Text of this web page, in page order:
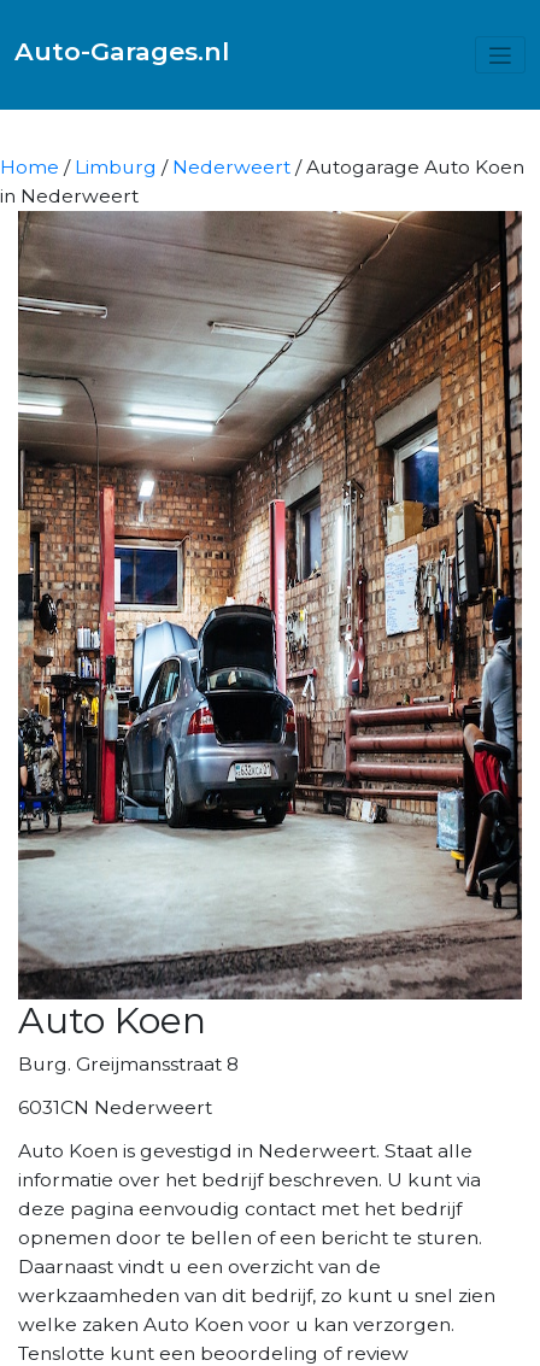
Auto-Garages.nl
Home / Limburg / Nederweert / Autogarage Auto Koen
in Nederweert
Auto Koen
Burg. Greijmansstraat 8
6031CN Nederweert
Auto Koen is gevestigd in Nederweert. Staat alle
informatie over het bedrijf beschreven. U kunt via
deze pagina eenvoudig contact met het bedrijf
opnemen door te bellen of een bericht te sturen.
Daarnaast vindt u een overzicht van de
werkzaamheden van dit bedrijf, zo kunt u snel zien
welke zaken Auto Koen voor u kan verzorgen.
Tenslotte kunt een beoordeling of review